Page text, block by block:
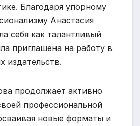
Благодаря упорному
Анастасия
себя как талантливый
приглашена на работу в
издательств.
продолжает активно
профессиональной
новые форматы и